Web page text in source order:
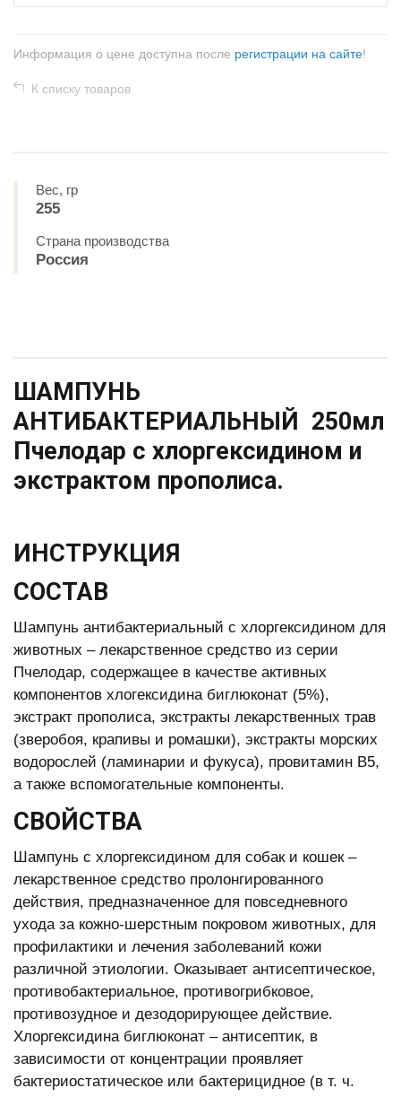
Информация о цене доступна после регистрации на сайте!
К списку товаров
Вес, гр
255
Страна производства
Россия
ШАМПУНЬ
АНТИБАКТЕРИАЛЬНЫЙ 250мл
Пчелодар с хлоргексидином и
экстрактом прополиса.
ИНСТРУКЦИЯ
СОСТАВ
Шампунь антибактериальный с хлоргексидином для
животных – лекарственное средство из серии
Пчелодар, содержащее в качестве активных
компонентов хлогексидина биглюконат (5%),
экстракт прополиса, экстракты лекарственных трав
(зверобоя, крапивы и ромашки), экстракты морских
водорослей (ламинарии и фукуса), провитамин В5,
а также вспомогательные компоненты.
СВОЙСТВА
Шампунь с хлоргексидином для собак и кошек –
лекарственное средство пролонгированного
действия, предназначенное для повседневного
ухода за кожно-шерстным покровом животных, для
профилактики и лечения заболеваний кожи
различной этиологии. Оказывает антисептическое,
противобактериальное, противогрибковое,
противозудное и дезодорирующее действие.
Хлоргексидина биглюконат – антисептик, в
зависимости от концентрации проявляет
бактериостатическое или бактерицидное (в т. ч.